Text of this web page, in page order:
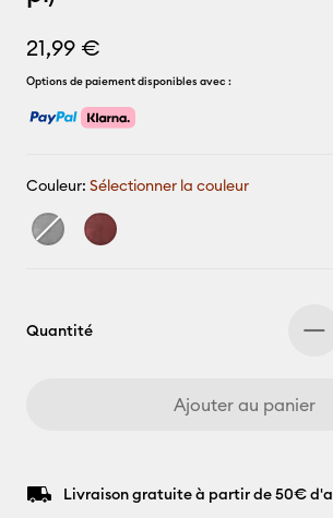
21,99 €
Options de paiement disponibles avec :
Couleur: Sélectionner la couleur
Quantité
Ajouter au panier
Livraison gratuite à partir de 50€